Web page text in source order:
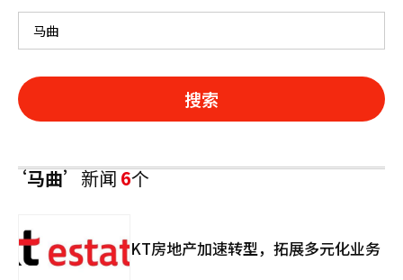
搜索
‘马曲’新闻6个
KT房地产加速转型，拓展多元化业务